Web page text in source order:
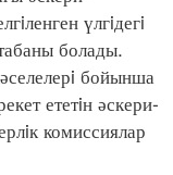
үлгiдегi
болады.
бойынша
ететiн әскери-
комиссиялар